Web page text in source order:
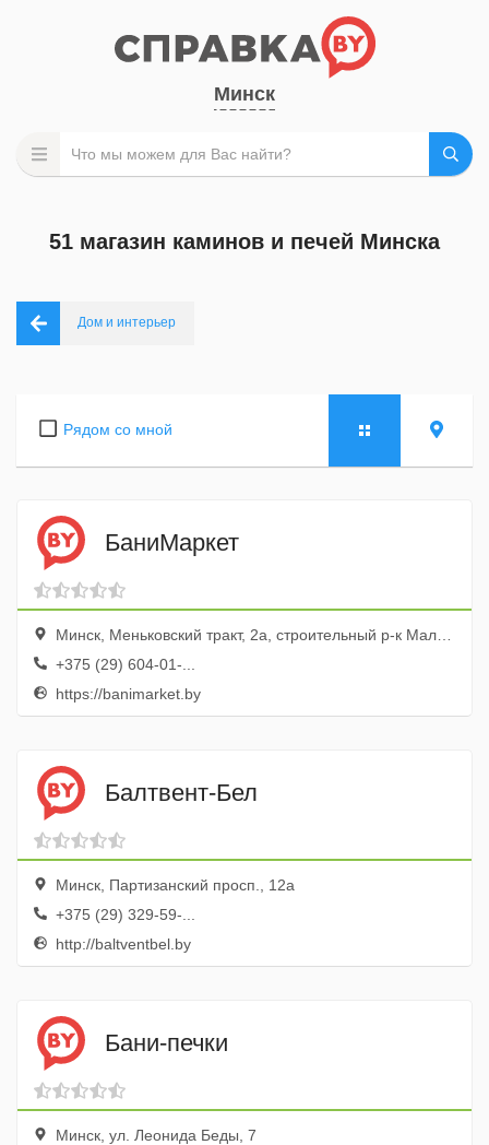
Минск
51 магазин каминов и печей Минска
Дом и интерьер
Рядом со мной
БаниМаркет
Минск, Меньковский тракт, 2а, строительный р-к Малиновка
+375 (29) 604-01-...
https://banimarket.by
Балтвент-Бел
Минск, Партизанский просп., 12а
+375 (29) 329-59-...
http://baltventbel.by
Бани-печки
Минск, ул. Леонида Беды, 7